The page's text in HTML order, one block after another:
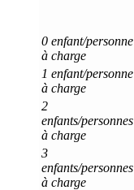
0 enfant/personne
à charge
1 enfant/personne
à charge
2
enfants/personnes
à charge
3
enfants/personnes
à charge